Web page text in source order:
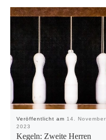
Veröffentlicht am 14. November
2023
Kegeln: Zweite Herren